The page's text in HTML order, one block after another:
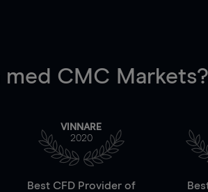
med CMC Markets?
VINNARE
2020
Best CFD Provider of